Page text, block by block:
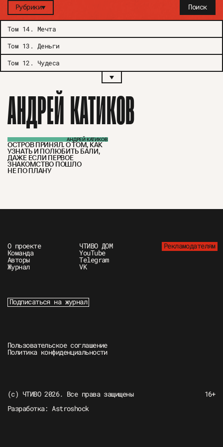
Поиск
Рубрики
Том 14.
Мечта
Том 13 . Деньги
Том 12 . Чудеса
АНДРЕЙ КАТИКОВ
АНДРЕЙ КАТИКОВ
ОСТРОВ ПРИНЯЛ. О ТОМ, КАК
УЗНАТЬ И ПОЛЮБИТЬ БАЛИ,
ДАЖЕ ЕСЛИ ПЕРВОЕ
ЗНАКОМСТВО ПОШЛО
НЕ ПО ПЛАНУ
О проекте
Команда
Авторы
Журнал
Подписаться на журнал
ЧТИВО ДОМ
YouTube
Telegram
VK
Рекламодателям
Пользовательское соглашение
Политика конфиденциальности
16+
(c) ЧТИВО 2026. Все права защищены
Разработка:Astroshock